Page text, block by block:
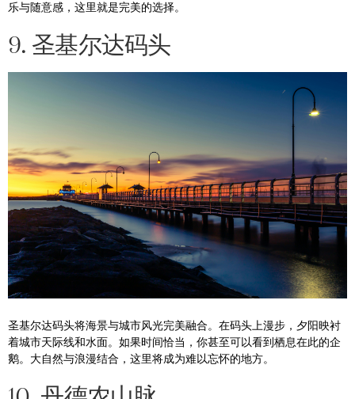
乐与随意感，这里就是完美的选择。
9. 圣基尔达码头
圣基尔达码头将海景与城市风光完美融合。在码头上漫步，夕阳映衬
着城市天际线和水面。如果时间恰当，你甚至可以看到栖息在此的企
鹅。大自然与浪漫结合，这里将成为难以忘怀的地方。